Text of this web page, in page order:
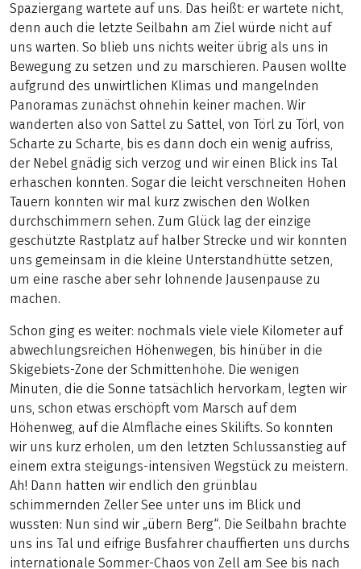
Spaziergang wartete auf uns. Das heißt: er wartete nicht,
denn auch die letzte Seilbahn am Ziel würde nicht auf
uns warten. So blieb uns nichts weiter übrig als uns in
Bewegung zu setzen und zu marschieren. Pausen wollte
aufgrund des unwirtlichen Klimas und mangelnden
Panoramas zunächst ohnehin keiner machen. Wir
wanderten also von Sattel zu Sattel, von Törl zu Törl, von
Scharte zu Scharte, bis es dann doch ein wenig aufriss,
der Nebel gnädig sich verzog und wir einen Blick ins Tal
erhaschen konnten. Sogar die leicht verschneiten Hohen
Tauern konnten wir mal kurz zwischen den Wolken
durchschimmern sehen. Zum Glück lag der einzige
geschützte Rastplatz auf halber Strecke und wir konnten
uns gemeinsam in die kleine Unterstandhütte setzen,
um eine rasche aber sehr lohnende Jausenpause zu
machen.
Schon ging es weiter: nochmals viele viele Kilometer auf
abwechlungsreichen Höhenwegen, bis hinüber in die
Skigebiets-Zone der Schmittenhöhe. Die wenigen
Minuten, die die Sonne tatsächlich hervorkam, legten wir
uns, schon etwas erschöpft vom Marsch auf dem
Höhenweg, auf die Almfläche eines Skilifts. So konnten
wir uns kurz erholen, um den letzten Schlussanstieg auf
einem extra steigungs-intensiven Wegstück zu meistern.
Ah! Dann hatten wir endlich den grünblau
schimmernden Zeller See unter uns im Blick und
wussten: Nun sind wir „übern Berg“. Die Seilbahn brachte
uns ins Tal und eifrige Busfahrer chauffierten uns durchs
internationale Sommer-Chaos von Zell am See bis nach